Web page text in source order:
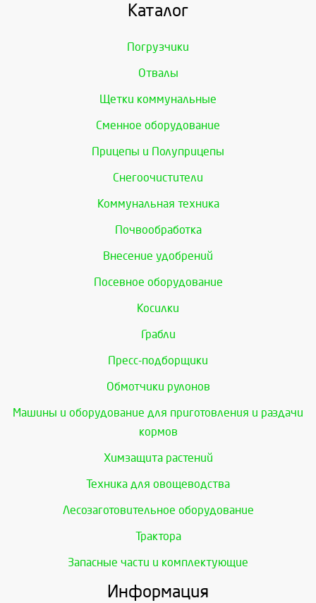
Каталог
Погрузчики
Отвалы
Щетки коммунальные
Сменное оборудование
Прицепы и Полуприцепы
Снегоочистители
Коммунальная техника
Почвообработка
Внесение удобрений
Посевное оборудование
Косилки
Грабли
Пресс-подборщики
Обмотчики рулонов
Машины и оборудование для приготовления и раздачи
кормов
Химзащита растений
Техника для овощеводства
Лесозаготовительное оборудование
Трактора
Запасные части и комплектующие
Информация